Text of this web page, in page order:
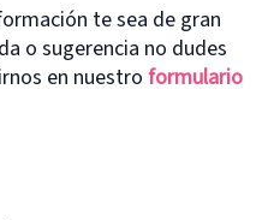
te sea de gran
o sugerencia no dudes
en nuestro formulario